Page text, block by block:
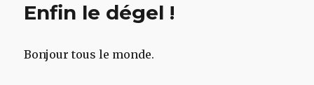
Enfin le dégel !
Bonjour tous le monde.